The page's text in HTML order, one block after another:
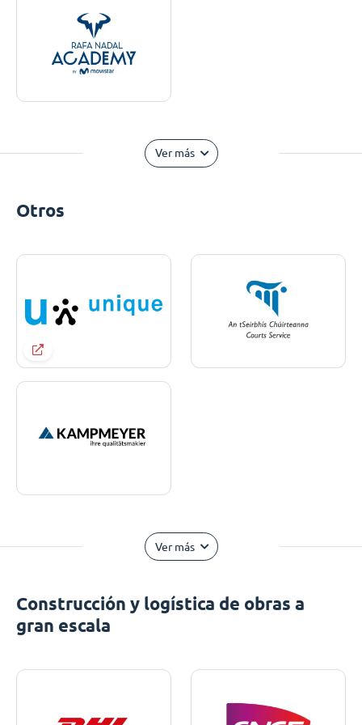
Ver más
Otros
Ver más
Construcción y logística de obras a
gran escala